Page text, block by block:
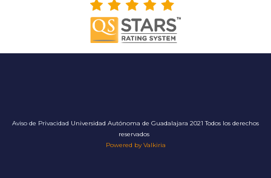
Aviso de Privacidad Universidad Autónoma de Guadalajara 2021 Todos los derechos
reservados
Powered by Valkiria